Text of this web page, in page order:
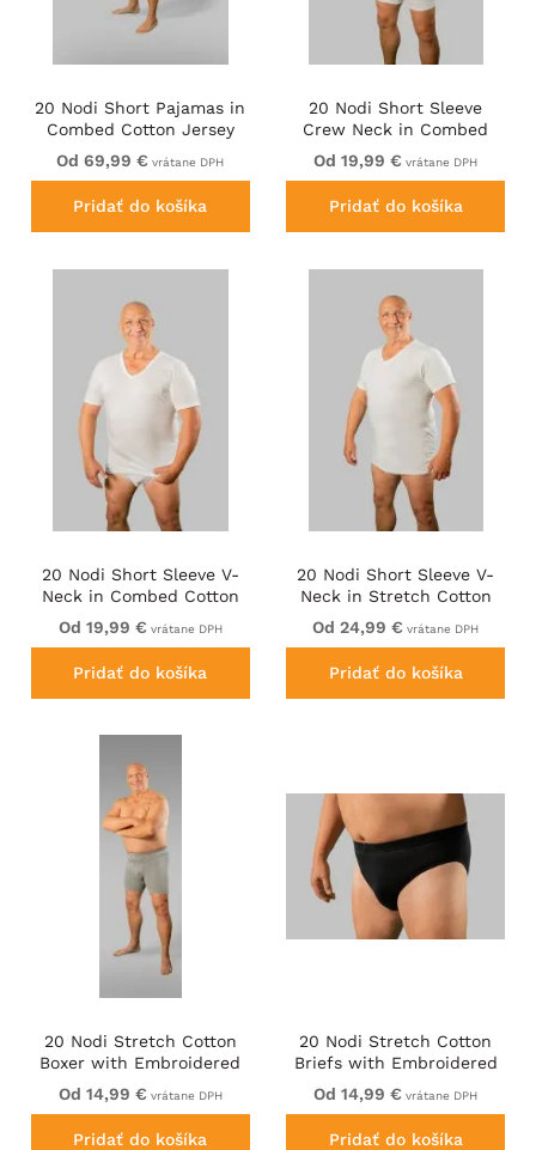
20 Nodi Short Pajamas in
Combed Cotton Jersey
Blue/Black
Od 69,99 € vrátane DPH
Pridať do košíka
20 Nodi Short Sleeve
Crew Neck in Combed
Cotton Jersey White
Od 19,99 € vrátane DPH
Pridať do košíka
20 Nodi Short Sleeve V-
Neck in Combed Cotton
Jersey White
Od 19,99 € vrátane DPH
Pridať do košíka
20 Nodi Short Sleeve V-
Neck in Stretch Cotton
White
Od 24,99 € vrátane DPH
Pridať do košíka
20 Nodi Stretch Cotton
Boxer with Embroidered
Long Leg Grey
Od 14,99 € vrátane DPH
Pridať do košíka
20 Nodi Stretch Cotton
Briefs with Embroidered
Side Label Black
Od 14,99 € vrátane DPH
Pridať do košíka